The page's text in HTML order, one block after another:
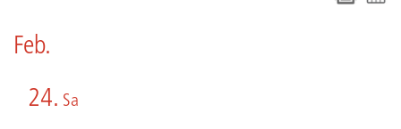
Feb.
24. Sa